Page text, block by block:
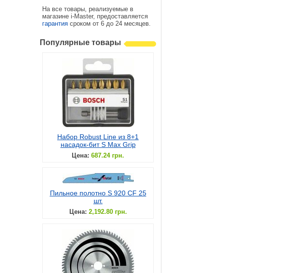
На все товары, реализуемые в
магазине i-Master, предоставляется
гарантия сроком от 6 до 24 месяцев.
Популярные товары
Набор Robust Line из 8+1
насадок-бит S Max Grip
Цена: 687.24 грн.
Пильное полотно S 920 CF 25
шт.
Цена: 2,192.80 грн.